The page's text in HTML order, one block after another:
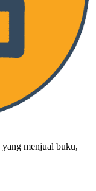
yang menjual buku,